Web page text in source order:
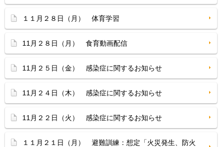
１１月２８日（月） 体育学習
11月２８日（月） 食育動画配信
11月２５日（金） 感染症に関するお知らせ
11月２４日（木） 感染症に関するお知らせ
11月２２日（火） 感染症に関するお知らせ
１１月２１日（月） 避難訓練：想定「火災発生、防火